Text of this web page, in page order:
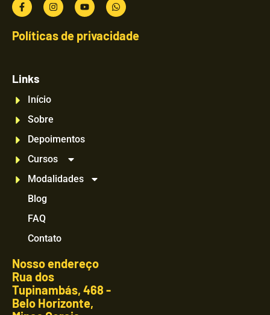
Políticas de privacidade
Links
Início
Sobre
Depoimentos
Cursos
Modalidades
Blog
FAQ
Contato
Nosso endereço
Rua dos
Tupinambás, 468 -
Belo Horizonte,